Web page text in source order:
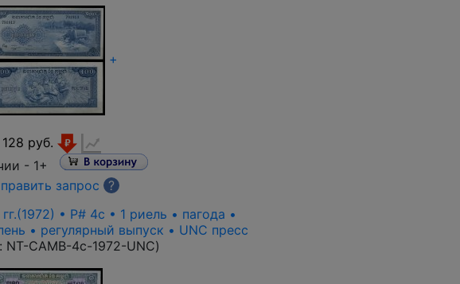
+
128 руб.
- 1+
запрос
?
• P# 4c • 1 риель • пагода •
• регулярный выпуск • UNC пресс
NT-CAMB-4c-1972-UNC)